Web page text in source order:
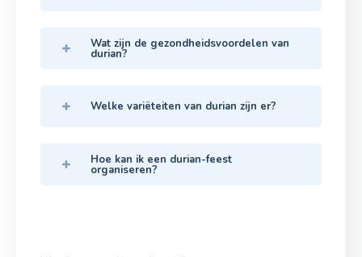
Wat zijn de gezondheidsvoordelen van
durian?
Welke variëteiten van durian zijn er?
Hoe kan ik een durian-feest
organiseren?